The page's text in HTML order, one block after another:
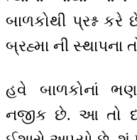
બાળકોથી પ્રશ્ન
બ્રહ્મા ની સ્થાપના
હવે બાળકોનાં
નજીક છે. આ તો